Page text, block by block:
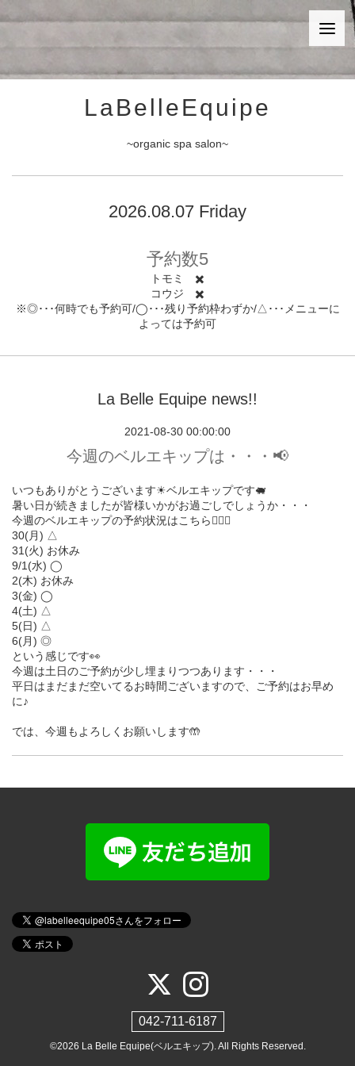
LaBelleEquipe
~organic spa salon~
2026.08.07 Friday
予約数5
トモミ ✖️
コウジ ✖️
※◎･･･何時でも予約可/◯･･･残り予約枠わずか/△･･･メニューに
よっては予約可
La Belle Equipe news!!
2021-08-30 00:00:00
今週のベルエキップは・・・📢
いつもありがとうございます☀︎ベルエキップです🐖
暑い日が続きましたが皆様いかがお過ごしでしょうか・・・
今週のベルエキップの予約状況はこちら💁🏻‍♀️
30(月) △
31(火) お休み
9/1(水) ◯
2(木) お休み
3(金) ◯
4(土) △
5(日) △
6(月) ◎
という感じです👀
今週は土日のご予約が少し埋まりつつあります・・・
平日はまだまだ空いてるお時間ございますので、ご予約はお早め
に♪
では、今週もよろしくお願いします🤲
042-711-6187
©2026 La Belle Equipe(ベルエキップ). All Rights Reserved.